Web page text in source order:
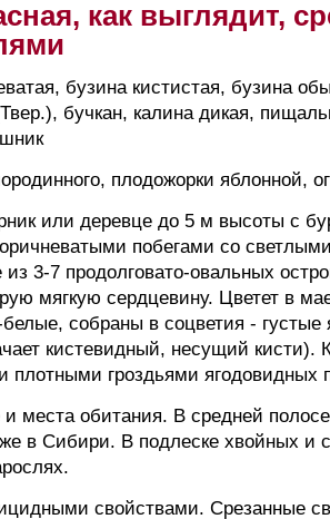
как выглядит,
бузина кистистая, бузина
бучкан, калина дикая,
плодожорки яблонной,
или деревце до 5 м высоты с
побегами со
из 3-7 продолговато-овальных
мягкую сердцевину. Цветет в
собраны в соцветия -
кистевидный, несущий кисти).
плотными гроздьями ягодовидных
и места обитания. В средней
в Сибири. В подлеске хвойных и
свойствами. Срезанные